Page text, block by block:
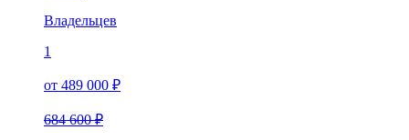
Владельцев
1
от 489 000 ₽
684 600 ₽